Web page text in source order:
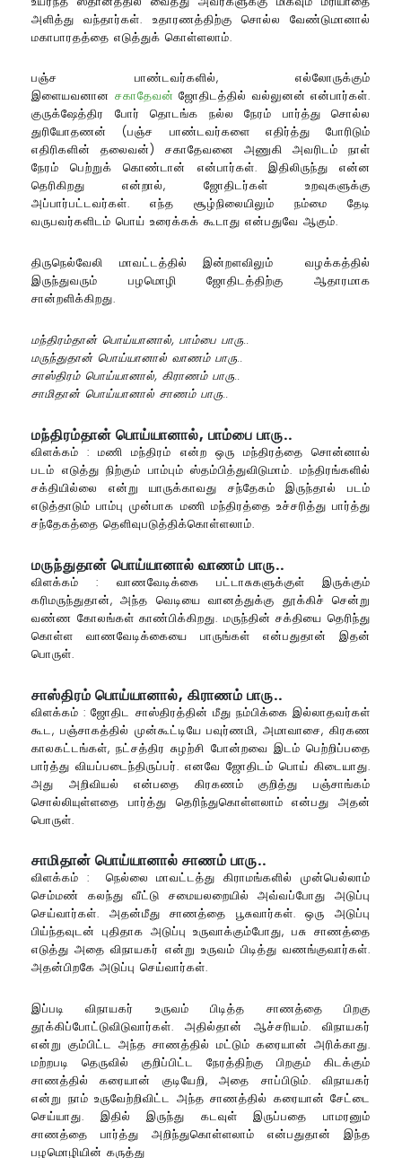
அளித்து வந்தார்கள். உதாரணத்திற்கு சொல்ல வேண்டுமானால்
மகாபாரதத்தை எடுத்துக் கொள்ளலாம்.
பஞ்ச பாண்டவர்களில், எல்லோருக்கும்
இளையவனான சகாதேவன் ஜோதிடத்தில் வல்லுனன் என்பார்கள்.
குருக்ஷேத்திர போர் தொடங்க நல்ல நேரம் பார்த்து சொல்ல
துரியோதணன் (பஞ்ச பாண்டவர்களை எதிர்த்து போரிடும்
எதிரிகளின் தலைவன்) சகாதேவனை அணுகி அவரிடம் நாள்
நேரம் பெற்றுக் கொண்டான் என்பார்கள். இதிலிருந்து என்ன
தெரிகிறது என்றால், ஜோதிடர்கள் உறவுகளுக்கு
அப்பார்பட்டவர்கள். எந்த சூழ்நிலையிலும் நம்மை தேடி
வருபவர்களிடம் பொய் உரைக்கக் கூடாது என்பதுவே ஆகும்.
திருநெல்வேலி மாவட்டத்தில் இன்றளவிலும் வழக்கத்தில்
இருந்துவரும் பழமொழி ஜோதிடத்திற்கு ஆதாரமாக
சான்றளிக்கிறது.
மந்திரம்தான் பொய்யானால், பாம்பை பாரு..
மருந்துதான் பொய்யானால் வாணம் பாரு..
சாஸ்திரம் பொய்யானால், கிராணம் பாரு..
சாமிதான் பொய்யானால் சாணம் பாரு..
மந்திரம்தான் பொய்யானால், பாம்பை பாரு..
விளக்கம் : மணி மந்திரம் என்ற ஒரு மந்திரத்தை சொன்னால்
படம் எடுத்து நிற்கும் பாம்பும் ஸ்தம்பித்துவிடுமாம். மந்திரங்களில்
சக்தியில்லை என்று யாருக்காவது சந்தேகம் இருந்தால் படம்
எடுத்தாடும் பாம்பு முன்பாக மணி மந்திரத்தை உச்சரித்து பார்த்து
சந்தேகத்தை தெளிவுபடுத்திக்கொள்ளலாம்.
மருந்துதான் பொய்யானால் வாணம் பாரு..
விளக்கம் : வாணவேடிக்கை பட்டாசுகளுக்குள் இருக்கும்
கரிமருந்துதான், அந்த வெடியை வானத்துக்கு தூக்கிச் சென்று
வண்ண கோலங்கள் காண்பிக்கிறது. மருந்தின் சக்தியை தெரிந்து
கொள்ள வாணவேடிக்கையை பாருங்கள் என்பதுதான் இதன்
பொருள்.
சாஸ்திரம் பொய்யானால், கிராணம் பாரு..
விளக்கம் : ஜோதிட சாஸ்திரத்தின் மீது நம்பிக்கை இல்லாதவர்கள்
கூட, பஞ்சாகத்தில் முன்கூட்டியே பவுர்ணமி, அமாவாசை, கிரகண
காலகட்டங்கள், நட்சத்திர சுழற்சி போன்றவை இடம் பெற்றிப்பதை
பார்த்து வியப்படைந்திருப்பர். எனவே ஜோதிடம் பொய் கிடையாது.
அது அறிவியல் என்பதை கிரகணம் குறித்து பஞ்சாங்கம்
சொல்லியுள்ளதை பார்த்து தெரிந்துகொள்ளலாம் என்பது அதன்
பொருள்.
சாமிதான் பொய்யானால் சாணம் பாரு..
விளக்கம் : நெல்லை மாவட்டத்து கிராமங்களில் முன்பெல்லாம்
செம்மண் கலந்து வீட்டு சமையலறையில் அவ்வப்போது அடுப்பு
செய்வார்கள். அதன்மீது சாணத்தை பூசுவார்கள். ஒரு அடுப்பு
பிய்ந்தவுடன் புதிதாக அடுப்பு உருவாக்கும்போது, பசு சாணத்தை
எடுத்து அதை விநாயகர் என்று உருவம் பிடித்து வணங்குவார்கள்.
அதன்பிறகே அடுப்பு செய்வார்கள்.
இப்படி விநாயகர் உருவம் பிடித்த சாணத்தை பிறகு
தூக்கிப்போட்டுவிடுவார்கள். அதில்தான் ஆச்சரியம். விநாயகர்
என்று கும்பிட்ட அந்த சாணத்தில் மட்டும் கரையான் அரிக்காது.
மற்றபடி தெருவில் குறிப்பிட்ட நேரத்திற்கு பிறகும் கிடக்கும்
சாணத்தில் கரையான் குடியேறி, அதை சாப்பிடும். விநாயகர்
என்று நாம் உருவேற்றிவிட்ட அந்த சாணத்தில் கரையான் சேட்டை
செய்யாது. இதில் இருந்து கடவுள் இருப்பதை பாமரனும்
சாணத்தை பார்த்து அறிந்துகொள்ளலாம் என்பதுதான் இந்த
பழமொழியின் கருத்து